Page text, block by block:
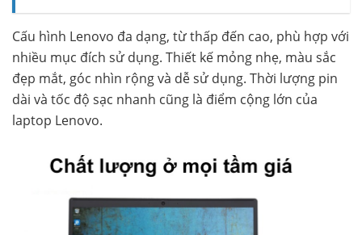
Cấu hình Lenovo đa dạng, từ thấp đến cao, phù hợp với
nhiều mục đích sử dụng. Thiết kế mỏng nhẹ, màu sắc
đẹp mắt, góc nhìn rộng và dễ sử dụng. Thời lượng pin
dài và tốc độ sạc nhanh cũng là điểm cộng lớn của
laptop Lenovo.